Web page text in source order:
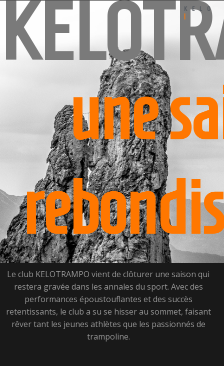
KELO
une
Le club KELOTRAMPO vient de clôturer une saison qui
restera gravée dans les annales du sport. Avec des
performances époustouflantes et des succès
retentissants, le club a su se hisser au sommet, faisant
rêver tant les jeunes athlètes que les passionnés de
trampoline.